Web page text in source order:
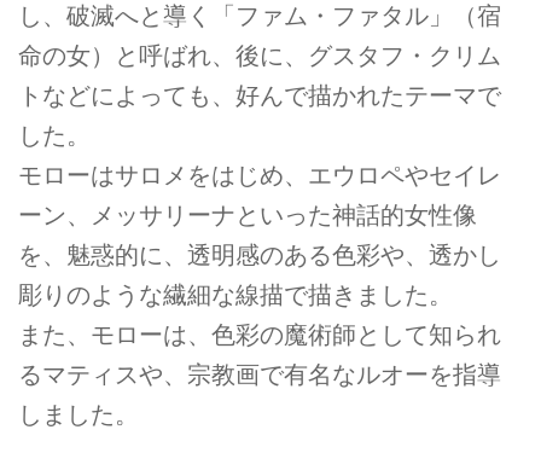
し、破滅へと導く「ファム・ファタル」（宿
命の女）と呼ばれ、後に、グスタフ・クリム
トなどによっても、好んで描かれたテーマで
した。
モローはサロメをはじめ、エウロペやセイレ
ーン、メッサリーナといった神話的女性像
を、魅惑的に、透明感のある色彩や、透かし
彫りのような繊細な線描で描きました。
また、モローは、色彩の魔術師として知られ
るマティスや、宗教画で有名なルオーを指導
しました。